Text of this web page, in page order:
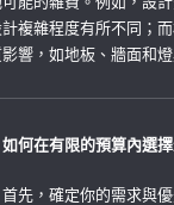
複雜程度有所不同；
響，如地板、牆面和燈
何在有限的預算內選
先，確定你的需求與